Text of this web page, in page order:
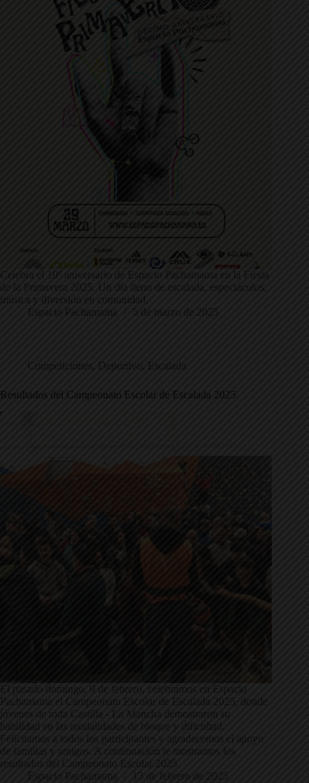
Celebra el 10º aniversario de Espacio Pachamama en la Fiesta
de la Primavera 2025. Un día lleno de escalada, espectáculos,
música y diversión en comunidad.
Espacio Pachamama
5 de marzo de 2025
Competiciones, Deportivo , Escalada
Resultados del Campeonato Escolar de Escalada 2025
El pasado domingo, 9 de febrero, celebramos en Espacio
Pachamama el Campeonato Escolar de Escalada 2025, donde
jóvenes de toda Castilla - La Mancha demostraron su
habilidad en las modalidades de bloque y dificultad.
Felicitamos a todos los participantes y agradecemos el apoyo
de familias y amigos. A continuación te mostramos los
resultados del Campeonato Escolar 2025
Espacio Pachamama
13 de febrero de 2025